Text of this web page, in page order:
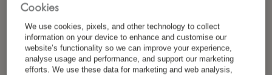
Nachname*
Cookies
We use cookies, pixels, and other technology to collect
information on your device to enhance and customise our
website’s functionality so we can improve your experience,
analyse usage and performance, and support our marketing
efforts. We use these data for marketing and web analysis,